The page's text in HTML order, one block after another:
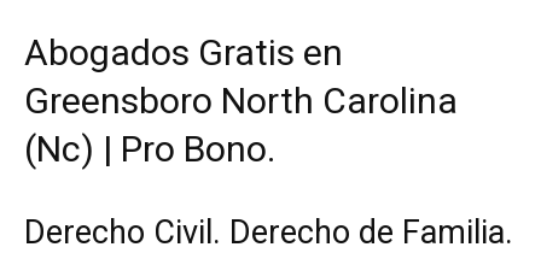
Abogados Gratis en
Greensboro North Carolina
(Nc) | Pro Bono.
Derecho Civil. Derecho de Familia.